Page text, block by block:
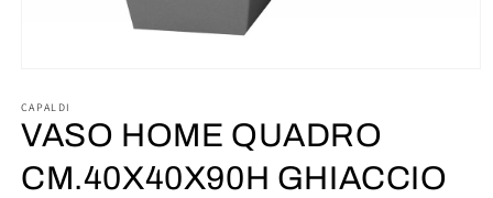
multimediali
1
in
modale
CAPALDI
VASO HOME QUADRO
CM.40X40X90H GHIACCIO